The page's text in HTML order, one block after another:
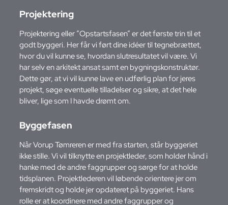
Projektering
Projektering eller ”Opstartsfasen” er det første trin til et
godt byggeri. Her får vi ført dine idéer til tegnebrættet,
hvor du vil kunne se, hvordan slutresultatet vil være. Vi
har selv en arkitekt ansat samt en bygningskonstruktør.
Dette gør, at vi vil kunne lave en udførlig plan for jeres
projekt, søge eventuelle tilladelser og sikre, at det hele
bliver, lige som I havde drømt om.
Byggefasen
Når Vorup Tømreren er med fra starten, står byggeriet
ikke stille. Vi vil tilknytte en projektleder, som holder hånd i
hanke med de andre faggrupper og sørge for at holde
tidsplanen. Projektlederen vil løbende orientere jer om
fremskridt og holde jer opdateret på byggeriet. Hans
rolle er at koordinere med andre faggrupper og